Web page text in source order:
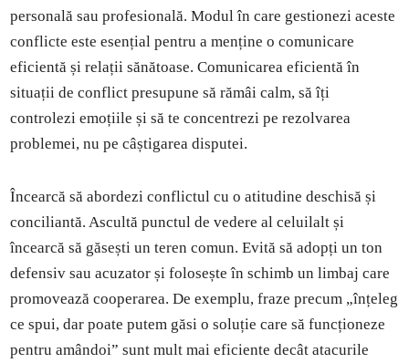
personală sau profesională. Modul în care gestionezi aceste
conflicte este esențial pentru a menține o comunicare
eficientă și relații sănătoase. Comunicarea eficientă în
situații de conflict presupune să rămâi calm, să îți
controlezi emoțiile și să te concentrezi pe rezolvarea
problemei, nu pe câștigarea disputei.
Încearcă să abordezi conflictul cu o atitudine deschisă și
conciliantă. Ascultă punctul de vedere al celuilalt și
încearcă să găsești un teren comun. Evită să adopți un ton
defensiv sau acuzator și folosește în schimb un limbaj care
promovează cooperarea. De exemplu, fraze precum „înțeleg
ce spui, dar poate putem găsi o soluție care să funcționeze
pentru amândoi” sunt mult mai eficiente decât atacurile